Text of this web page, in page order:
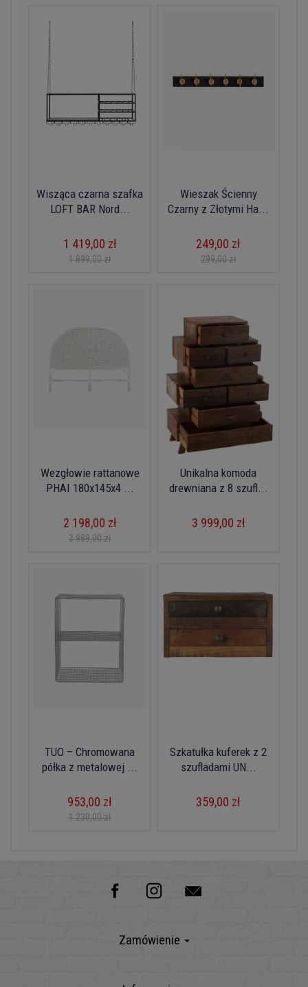
Wisząca czarna szafka
LOFT BAR Nord...
1 419,00 zł
1 899,00 zł
Wieszak Ścienny
Czarny z Złotymi Ha...
249,00 zł
299,00 zł
Wezgłowie rattanowe
PHAI 180x145x4 ...
2 198,00 zł
3 989,00 zł
Unikalna komoda
drewniana z 8 szufl...
3 999,00 zł
TUO – Chromowana
półka z metalowej ...
953,00 zł
1 230,00 zł
Szkatułka kuferek z 2
szufladami UN...
359,00 zł
Zamówienie